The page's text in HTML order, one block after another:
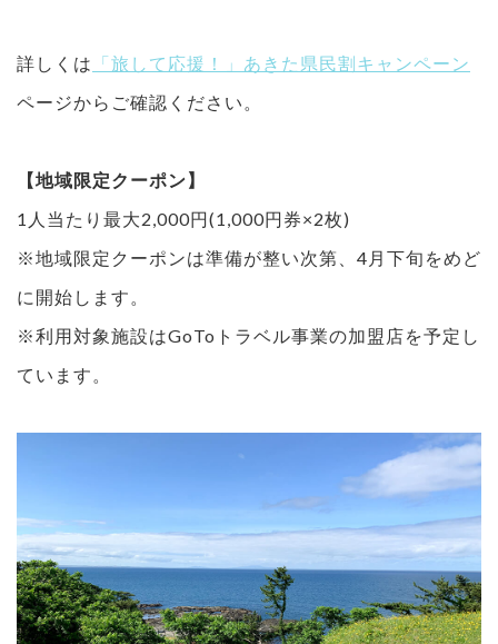
詳しくは 「旅して応援！」あきた県民割キャンペーン
ページからご確認ください。
【地域限定クーポン】
1人当たり最大2,000円(1,000円券×2枚)
※地域限定クーポンは準備が整い次第、4月下旬をめど
に開始します。
※利用対象施設はGoToトラベル事業の加盟店を予定し
ています。